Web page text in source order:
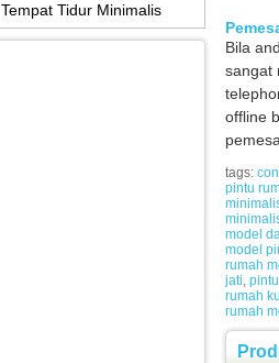
Bila
sangat
offline
tags:
pintu
model
model
rumah
jati,
rumah
rumah
Tempat Tidur Minimalis